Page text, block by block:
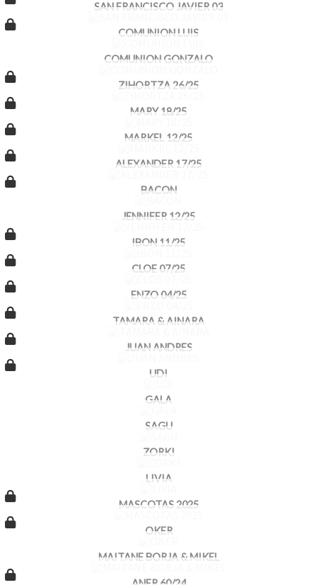
SAN FRANCISCO JAVIER 03
COMUNION LUIS
COMUNION GONZALO
ZIHORTZA 26/25
MARY 18/25
MARKEL 12/25
ALEXANDER 17/25
BACON
JENNIFER 12/25
IBON 11/25
CLOE 07/25
ENZO 04/25
TAMARA & AINARA
JUAN ANDRES
UDI
GALA
SAGU
ZORKI
LIVIA
MASCOTAS 2025
OKER
MAITANE BORJA & MIKEL